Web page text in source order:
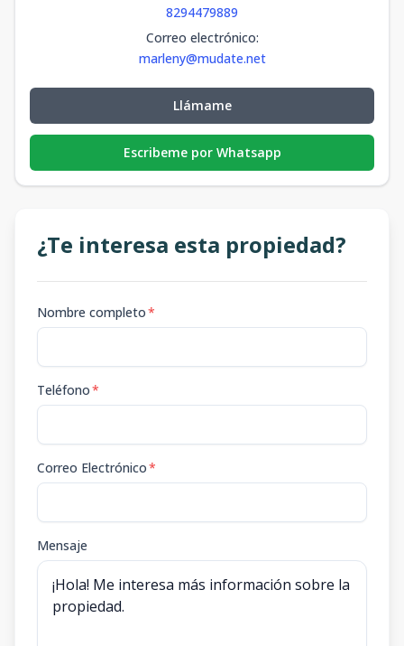
8294479889
Correo electrónico:
marleny@mudate.net
Llámame
Escribeme por Whatsapp
¿Te interesa esta propiedad?
Nombre completo*
Teléfono*
Correo Electrónico*
Mensaje